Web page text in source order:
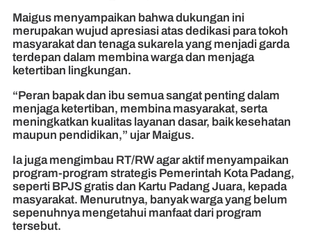
Maigus menyampaikan bahwa dukungan ini
merupakan wujud apresiasi atas dedikasi para tokoh
masyarakat dan tenaga sukarela yang menjadi garda
terdepan dalam membina warga dan menjaga
ketertiban lingkungan.
“Peran bapak dan ibu semua sangat penting dalam
menjaga ketertiban, membina masyarakat, serta
meningkatkan kualitas layanan dasar, baik kesehatan
maupun pendidikan,” ujar Maigus.
Ia juga mengimbau RT/RW agar aktif menyampaikan
program-program strategis Pemerintah Kota Padang,
seperti BPJS gratis dan Kartu Padang Juara, kepada
masyarakat. Menurutnya, banyak warga yang belum
sepenuhnya mengetahui manfaat dari program
tersebut.